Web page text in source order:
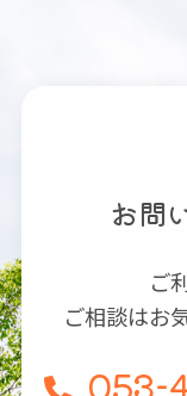
お問
ご
ご相談はお
053-